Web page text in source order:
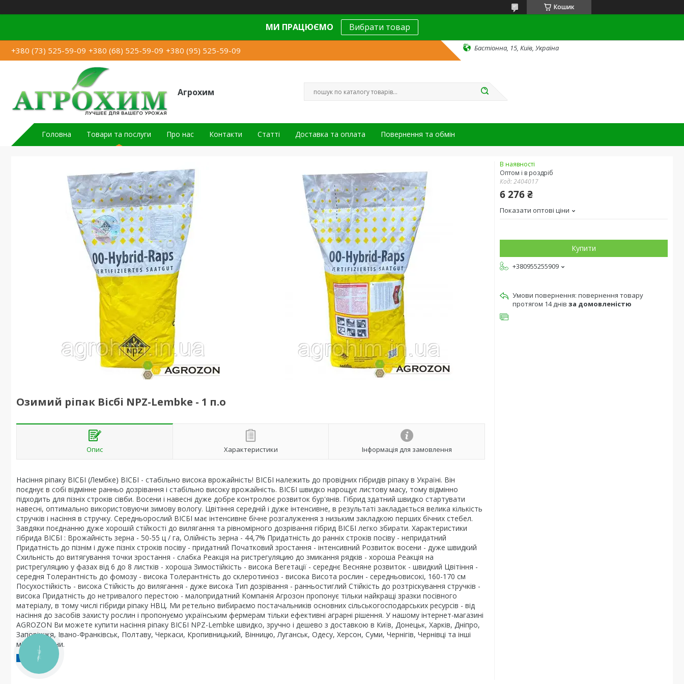
Кошик
МИ ПРАЦЮЄМО Вибрати товар
+380 (73) 525-59-09 +380 (68) 525-59-09 +380 (95) 525-59-09 Бастіонна, 15, Київ, Україна
Агрохим
Головна Товари та послуги Про нас Контакти Статті Доставка та оплата Повернення та обмін
Озимий ріпак Вісбі NPZ-Lembke - 1 п.о
Опис Характеристики Інформація для замовлення
Насіння ріпаку ВІСБІ (Лембке) ВІСБІ - стабільно висока врожайність! ВІСБІ належить до провідних гібридів ріпаку в Україні. Він
поєднує в собі відмінне ранньо дозрівання і стабільно високу врожайність. ВІСБІ швидко нарощує листову масу, тому відмінно
підходить для пізніх строків сівби. Восени і навесні дуже добре контролює розвиток бур'янів. Гібрид здатний швидко стартувати
навесні, оптимально використовуючи зимову вологу. Цвітіння середній і дуже інтенсивне, в результаті закладається велика кількість
стручків і насіння в стручку. Середньорослий ВІСБІ має інтенсивне бічне розгалуження з низьким закладкою перших бічних стебел.
Завдяки поєднанню дуже хорошій стійкості до вилягання та рівномірного дозрівання гібрид ВІСБІ легко збирати. Характеристики
гібрида ВІСБІ : Врожайність зерна - 50-55 ц / га, Олійність зерна - 44,7% Придатність до ранніх строків посіву - непридатний
Придатність до пізнім і дуже пізніх строків посіву - придатний Початковий зростання - інтенсивний Розвиток восени - дуже швидкий
Схильність до витягування точки зростання - слабка Реакція на ристрегуляцию до змикання рядків - хороша Реакція на
ристрегуляцию у фазах від 6 до 8 листків - хороша Зимостійкість - висока Вегетації - середнє Весняне розвиток - швидкий Цвітіння -
середня Толерантність до фомозу - висока Толерантність до склеротиніоз - висока Висота рослин - середньовисокі, 160-170 см
Посухостійкість - висока Стійкість до вилягання - дуже висока Тип дозрівання - ранньостиглий Стійкість до розтріскування стручків -
висока Придатність до нетривалого перестою - малопридатний Компанія Агрозон пропонує тільки найкращі зразки посівного
матеріалу, в тому числі гібриди ріпаку НВЦ. Ми ретельно вибираємо постачальників основних сільськогосподарських ресурсів - від
насіння до засобів захисту рослин і пропонуємо українським фермерам тільки ефективні аграрні рішення. У нашому інтернет-магазині
AGROZON Ви можете купити насіння ріпаку ВІСБІ NPZ-Lembke швидко, зручно і дешево з доставкою в Київ, Донецьк, Харків, Дніпро,
Запоріжжя, Івано-Франківськ, Полтаву, Черкаси, Кропивницький, Вінницю, Луганськ, Одесу, Херсон, Суми, Чернігів, Чернівці та інші
міста України.
В наявності
Оптом і в роздріб
Код:2404017
6 276 ₴
Показати оптові ціни
Купити
+380955255909
повернення товару
протягом 14 днів за домовленістю
КНОПКА
ЗВ'ЯЗКУ